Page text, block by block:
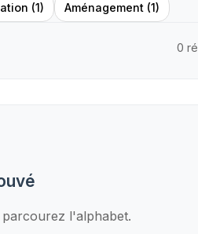
(1) Aménagement (1)
0
l'alphabet.